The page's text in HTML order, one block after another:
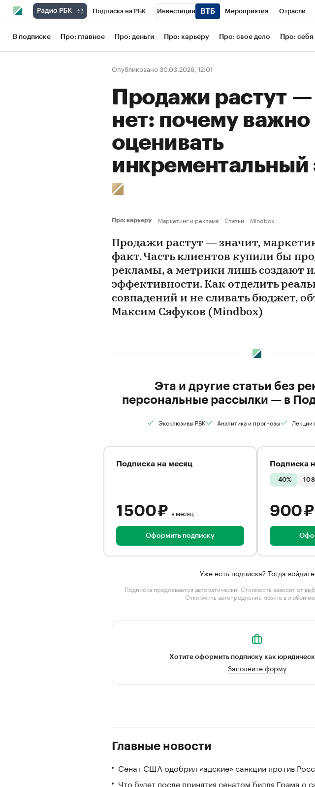
Подписка на РБК Инвестиции Мероприятия Отрасли
Школа управления РБК РБК Образование РБК Life
Рынок наличной валюты
В подписке Про: главное Про: деньги Про: карьеру Про: свое дело Про: себя
Опубликовано 30.03.2026, 12:01
Продажи растут —
нет: почему важно
оценивать
Про: карьеру Маркетинг и реклама Статьи Mindbox
Продажи растут — значит,
факт. Часть клиентов купили бы
рекламы, а метрики лишь создают
эффективности. Как отделить
совпадений и не сливать бюджет,
Максим Сяфуков (Mindbox)
Эта и другие статьи без
персональные рассылки — в
Эксклюзивы РБК Аналитика и прогнозы Лекции
Подписка на месяц
1 500 ₽ в месяц
Оформить подписку
Подписка
-40% 10
900 ₽
Уже есть подписка? Тогда войдите
Подписка продлевается автоматически. Стоимость зависит от
Отключить автопродление можно в любой
Хотите оформить подписку как
Заполните форму
Главные новости
Сенат США одобрил «адские» санкции против
Что будет после принятия сенатом билля Грэма о